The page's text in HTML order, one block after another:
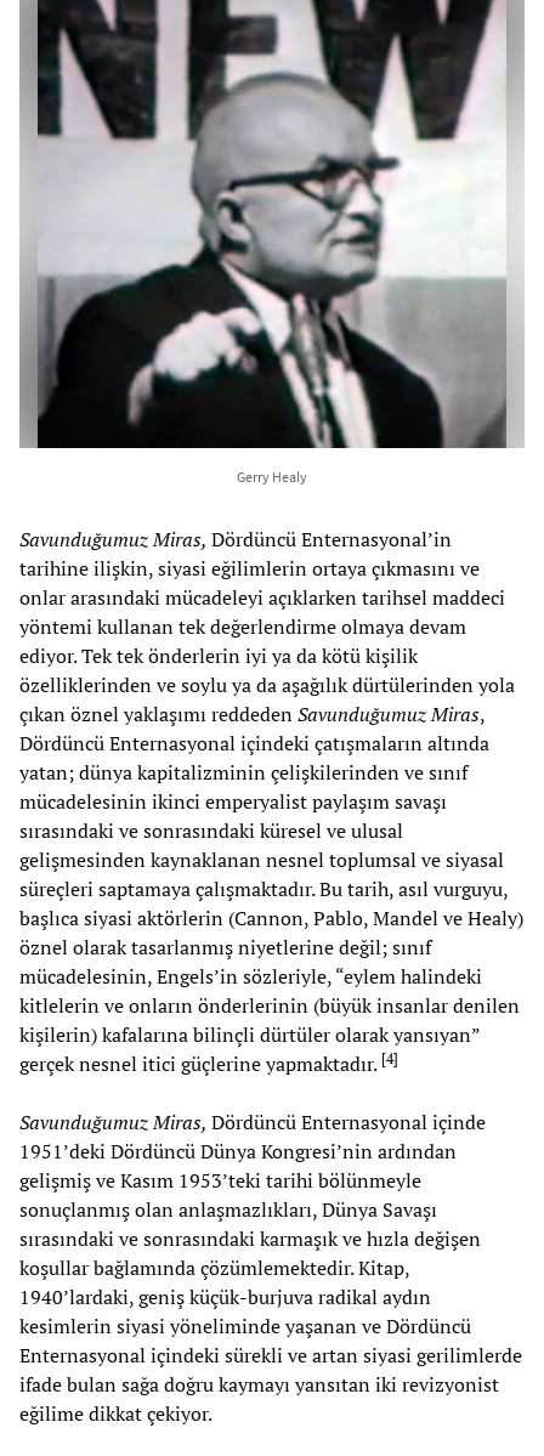
Gerry Healy
Savunduğumuz Miras, Dördüncü Enternasyonal’in
tarihine ilişkin, siyasi eğilimlerin ortaya çıkmasını ve
onlar arasındaki mücadeleyi açıklarken tarihsel maddeci
yöntemi kullanan tek değerlendirme olmaya devam
ediyor. Tek tek önderlerin iyi ya da kötü kişilik
özelliklerinden ve soylu ya da aşağılık dürtülerinden yola
çıkan öznel yaklaşımı reddedenSavunduğumuz Miras,
Dördüncü Enternasyonal içindeki çatışmaların altında
yatan; dünya kapitalizminin çelişkilerinden ve sınıf
mücadelesinin ikinci emperyalist paylaşım savaşı
sırasındaki ve sonrasındaki küresel ve ulusal
gelişmesinden kaynaklanan nesnel toplumsal ve siyasal
süreçleri saptamaya çalışmaktadır. Bu tarih, asıl vurguyu,
başlıca siyasi aktörlerin (Cannon, Pablo, Mandel ve Healy)
öznel olarak tasarlanmış niyetlerine değil; sınıf
mücadelesinin, Engels’in sözleriyle, “eylem halindeki
kitlelerin ve onların önderlerinin (büyük insanlar denilen
kişilerin) kafalarına bilinçli dürtüler olarak yansıyan”
gerçek nesnel itici güçlerine yapmaktadır. [4]
Savunduğumuz Miras, Dördüncü Enternasyonal içinde
1951’deki Dördüncü Dünya Kongresi’nin ardından
gelişmiş ve Kasım 1953’teki tarihi bölünmeyle
sonuçlanmış olan anlaşmazlıkları, Dünya Savaşı
sırasındaki ve sonrasındaki karmaşık ve hızla değişen
koşullar bağlamında çözümlemektedir. Kitap,
1940’lardaki, geniş küçük-burjuva radikal aydın
kesimlerin siyasi yöneliminde yaşanan ve Dördüncü
Enternasyonal içindeki sürekli ve artan siyasi gerilimlerde
ifade bulan sağa doğru kaymayı yansıtan iki revizyonist
eğilime dikkat çekiyor.